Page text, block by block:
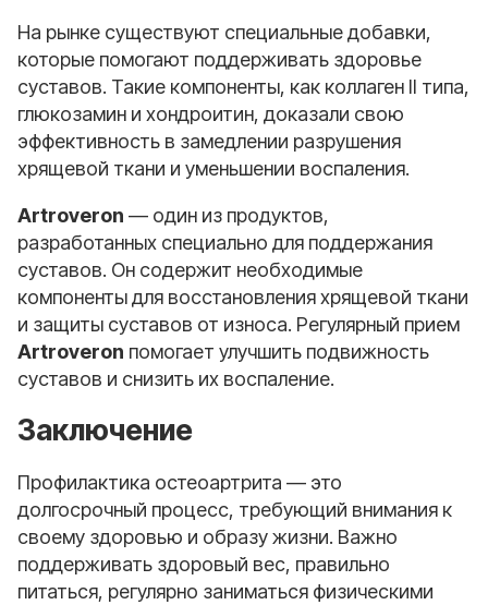
На рынке существуют специальные добавки,
которые помогают поддерживать здоровье
суставов. Такие компоненты, как коллаген II типа,
глюкозамин и хондроитин, доказали свою
эффективность в замедлении разрушения
хрящевой ткани и уменьшении воспаления.
Artroveron — один из продуктов,
разработанных специально для поддержания
суставов. Он содержит необходимые
компоненты для восстановления хрящевой ткани
и защиты суставов от износа. Регулярный прием
Artroveron помогает улучшить подвижность
суставов и снизить их воспаление.
Заключение
Профилактика остеоартрита — это
долгосрочный процесс, требующий внимания к
своему здоровью и образу жизни. Важно
поддерживать здоровый вес, правильно
питаться, регулярно заниматься физическими